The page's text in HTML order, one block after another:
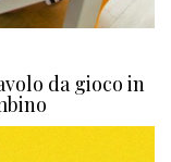
da gioco in